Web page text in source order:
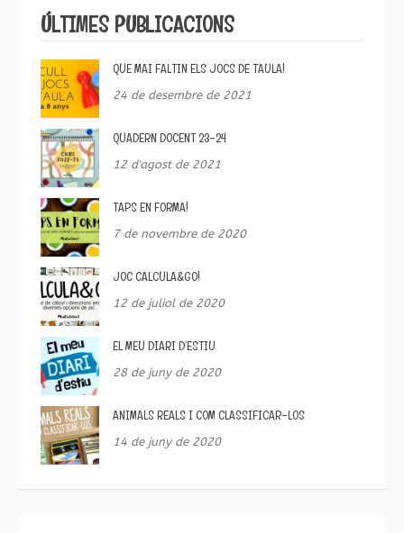
ÚLTIMES PUBLICACIONS
QUE MAI FALTIN ELS JOCS DE TAULA!
24 de desembre de 2021
QUADERN DOCENT 23-24
12 d'agost de 2021
TAPS EN FORMA!
7 de novembre de 2020
JOC CALCULA&GO!
12 de juliol de 2020
EL MEU DIARI D’ESTIU
28 de juny de 2020
ANIMALS REALS I COM CLASSIFICAR-LOS
14 de juny de 2020